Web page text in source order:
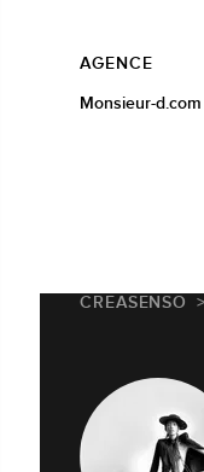
AGENCE
Monsieur-d.com
CREASENSO